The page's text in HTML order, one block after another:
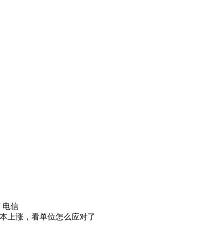
电信
上涨，看单位怎么应对了